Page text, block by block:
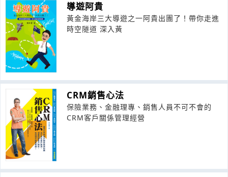
導遊阿貴
黃金海岸三大導遊之一阿貴出團了！帶你走進
時空隧道 深入黃
CRM銷售心法
保險業務、金融理專、銷售人員不可不會的
CRM客戶關係管理經營